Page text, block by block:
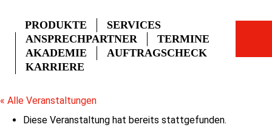
PRODUKTE
SERVICES
ANSPRECHPARTNER
TERMINE
AKADEMIE
AUFTRAGSCHECK
KARRIERE
« Alle Veranstaltungen
Diese Veranstaltung hat bereits stattgefunden.